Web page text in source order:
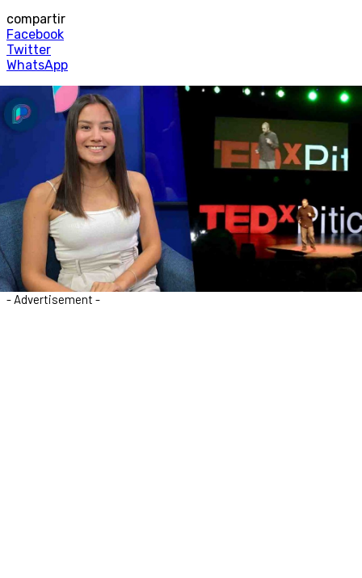
compartir
Facebook
Twitter
WhatsApp
- Advertisement -